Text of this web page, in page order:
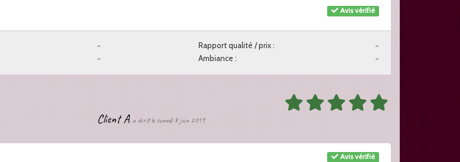
Avis vérifié
- -
Rapport qualité / prix :
- -
Ambiance :
Client A a écrit le samedi 8 juin 2019
Avis vérifié